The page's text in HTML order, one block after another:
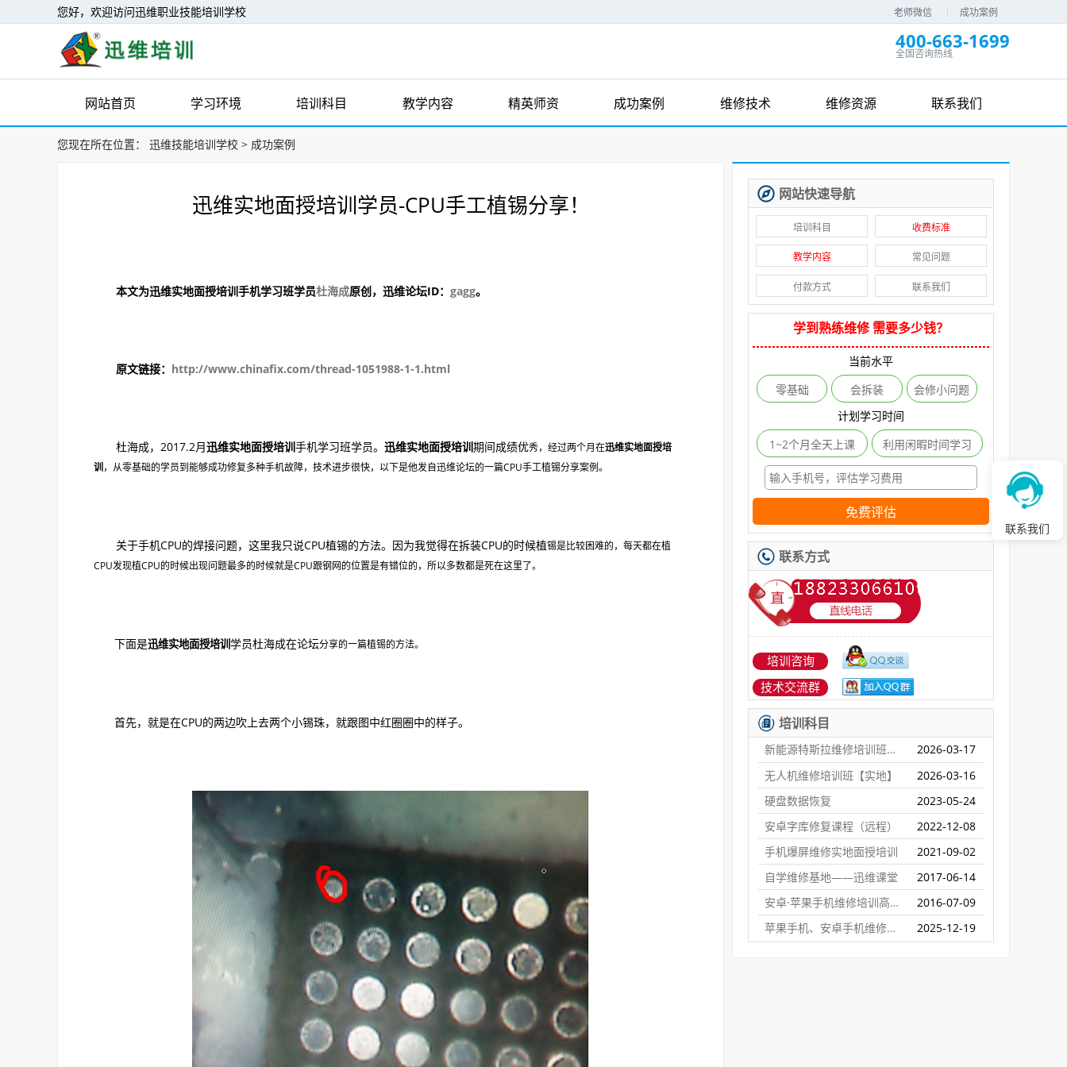
您好，欢迎访问迅维职业技能培训学校 老师微信 成功案例
400-663-1699
全国咨询热线
网站首页 学习环境 培训科目 教学内容 精英师资 成功案例 维修技术 维修资源 联系我们
您现在所在位置： 迅维技能培训学校 > 成功案例
迅维实地面授培训学员-CPU手工植锡分享！
本文为迅维实地面授培训手机学习班学员杜海成原创，迅维论坛ID： gagg。
原文链接： http://www.chinafix.com/thread-1051988-1-1.html
杜海成，2017.2月迅维实地面授培训手机学习班学员。 迅维实地面授培训期间成绩优秀，经过两个月在迅维实地面授培
训 ，从零基础的学员到能够成功修复多种手机故障，技术进步很快，以下是他发自迅维论坛的一篇CPU手工植锡分享案例。
关于手机CPU的焊接问题，这里我只说CPU植锡的方法。因为我觉得在拆装CPU的时候植锡是比较困难的，每天都在植
CPU发现植CPU的时候出现问题最多的时候就是CPU跟钢网的位置是有错位的，所以多数都是死在这里了。
下面是迅维实地面授培训学员杜海成在论坛分享的一篇植锡的方法。
首先，就是在CPU的两边吹上去两个小锡珠，就跟图中红圈圈中的样子。
网站快速导航
培训科目 收费标准
教学内容 常见问题
付款方式 联系我们
学到熟练维修 需要多少钱？
当前水平
零基础
会拆装
会修小问题
计划学习时间
1~2个月全天上课
利用闲暇时间学习
免费评估
联系方式
培训咨询
技术交流群
培训科目
新能源特斯拉维修培训班【实地】
2026-03-17
无人机维修培训班【实地】
2026-03-16
硬盘数据恢复
2023-05-24
安卓字库修复课程（远程）
2022-12-08
手机爆屏维修实地面授培训
2021-09-02
自学维修基地——迅维课堂
2017-06-14
安卓·苹果手机维修培训高级班【实地】
2016-07-09
苹果手机、安卓手机维修培训（远程网络班）
2025-12-19
联系我们